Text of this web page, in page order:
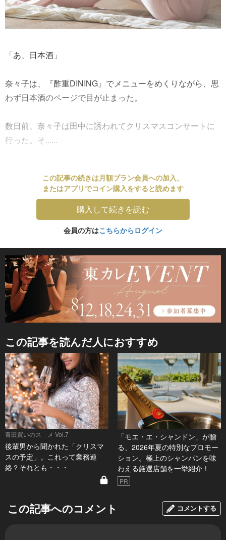
「あ、日本酒」
奈々子は、『酢重DINING』でメニューをめくりながら、思
わず日本酒のページで目が止まった。
数日前、奈々子は田中に誘われてクリスマスコンサートに
行った。そ......
この記事の続きは月額プラン会員への加入、
またはアプリでコイン購入をすると読めます
購入して続きを読む
会員の方はこちらからログイン
この記事を読んだ人におすすめ
青田買いのスゝメ Vol.7
後輩男から聞かれた「クリスマ
スの予定」。これって業務連
絡？それとも・・・
「モエ・エ・シャンドン」が贈
る、2026年夏の特別なプロモー
ション。極上のシャンパンを味
わえる厳選店舗を一挙紹介！
PR
この記事へのコメント コメントする